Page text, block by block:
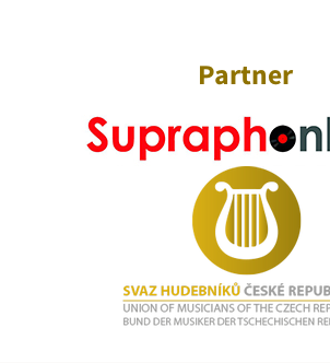
Partner